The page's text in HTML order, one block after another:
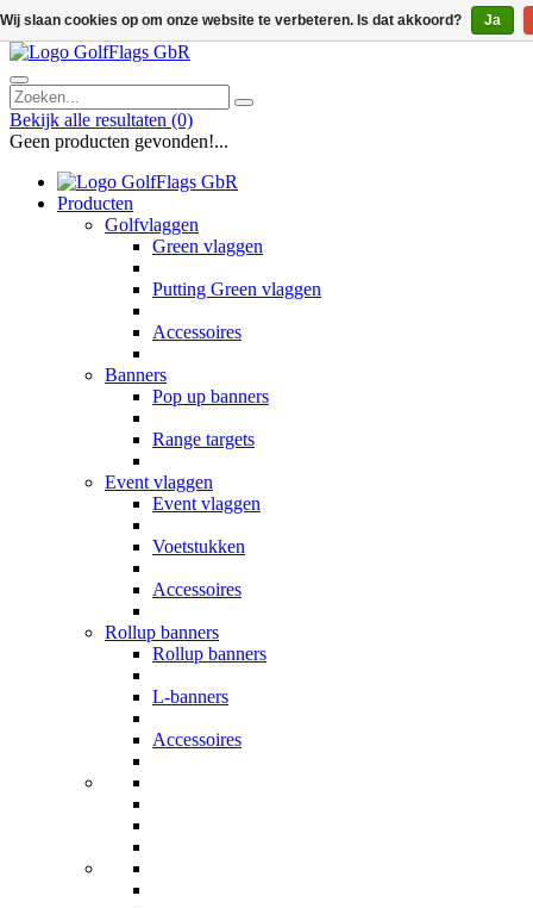
Bekijk alle resultaten (0)
Geen producten gevonden!...
Producten
Golfvlaggen
Green vlaggen
Putting Green vlaggen
Accessoires
Banners
Pop up banners
Range targets
Event vlaggen
Event vlaggen
Voetstukken
Accessoires
Rollup banners
Rollup banners
L-banners
Accessoires
Wij slaan cookies op om onze website te verbeteren. Is dat akkoord? Ja